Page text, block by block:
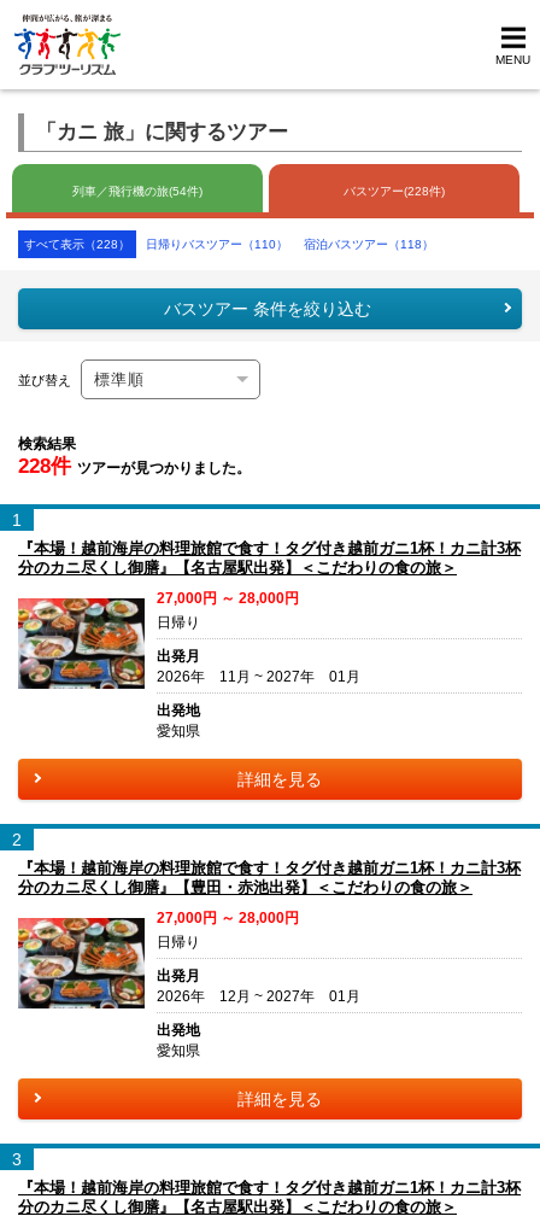
MENU
「カニ 旅」に関するツアー
列車／飛行機の旅(54件) バスツアー(228件)
すべて表示（228） 日帰りバスツアー（110） 宿泊バスツアー（118）
バスツアー 条件を絞り込む
並び替え
検索結果
228件 ツアーが見つかりました。
1
『本場！越前海岸の料理旅館で食す！タグ付き越前ガニ1杯！カニ計3杯
分のカニ尽くし御膳』【名古屋駅出発】＜こだわりの食の旅＞
27,000円 ～ 28,000円
日帰り
出発月
2026年 11月 ~ 2027年 01月
出発地
愛知県
詳細を見る
2
『本場！越前海岸の料理旅館で食す！タグ付き越前ガニ1杯！カニ計3杯
分のカニ尽くし御膳』【豊田・赤池出発】＜こだわりの食の旅＞
27,000円 ～ 28,000円
日帰り
出発月
2026年 12月 ~ 2027年 01月
出発地
愛知県
詳細を見る
3
『本場！越前海岸の料理旅館で食す！タグ付き越前ガニ1杯！カニ計3杯
分のカニ尽くし御膳』【名古屋駅出発】＜こだわりの食の旅＞